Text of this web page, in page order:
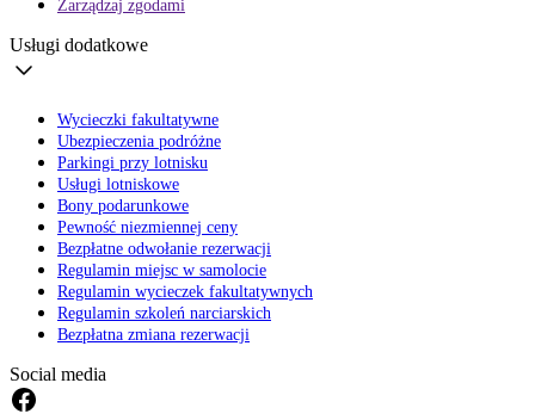
Zarządzaj zgodami
Usługi dodatkowe
Wycieczki fakultatywne
Ubezpieczenia podróżne
Parkingi przy lotnisku
Usługi lotniskowe
Bony podarunkowe
Pewność niezmiennej ceny
Bezpłatne odwołanie rezerwacji
Regulamin miejsc w samolocie
Regulamin wycieczek fakultatywnych
Regulamin szkoleń narciarskich
Bezpłatna zmiana rezerwacji
Social media